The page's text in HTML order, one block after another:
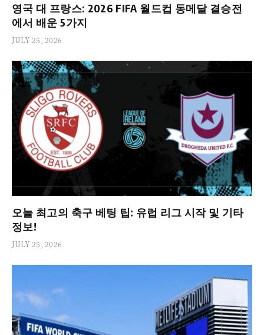
영국 대 프랑스: 2026 FIFA 월드컵 동메달 결승전
에서 배운 5가지
JULY 25, 2026
오늘 최고의 축구 베팅 팁: 유럽 리그 시작 및 기타
정보!
JULY 25, 2026